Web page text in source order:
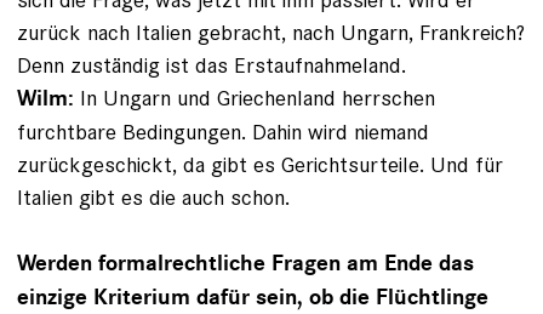
zurück nach Italien gebracht, nach Ungarn, Frankreich?
Denn zuständig ist das Erstaufnahmeland.
Wilm: In Ungarn und Griechenland herrschen
furchtbare Be­dingungen. Dahin wird niemand
zurückgeschickt, da gibt es ­Gerichtsurteile. Und für
Italien gibt es die auch schon.
Werden formalrechtliche Fragen am Ende das
einzige Kriterium dafür sein, ob die Flüchtlinge